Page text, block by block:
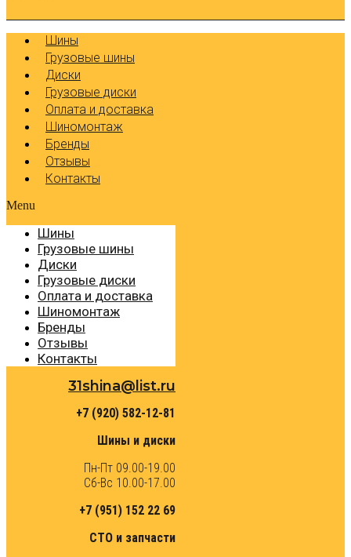
Шины
Грузовые шины
Диски
Грузовые диски
Оплата и доставка
Шиномонтаж
Бренды
Отзывы
Контакты
Menu
Шины
Грузовые шины
Диски
Грузовые диски
Оплата и доставка
Шиномонтаж
Бренды
Отзывы
Контакты
31shina@list.ru
+7 (920) 582-12-81
Шины и диски
Пн-Пт 09.00-19.00
Сб-Вс 10.00-17.00
+7 (951) 152 22 69
СТО и запчасти